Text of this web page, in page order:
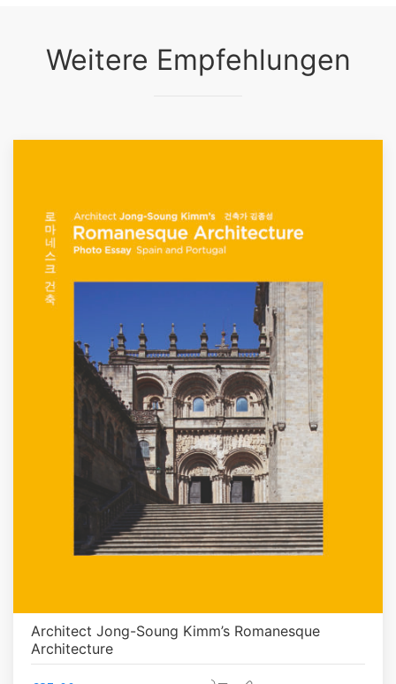
Weitere Empfehlungen
Architect Jong-Soung Kimm’s Romanesque
Architecture